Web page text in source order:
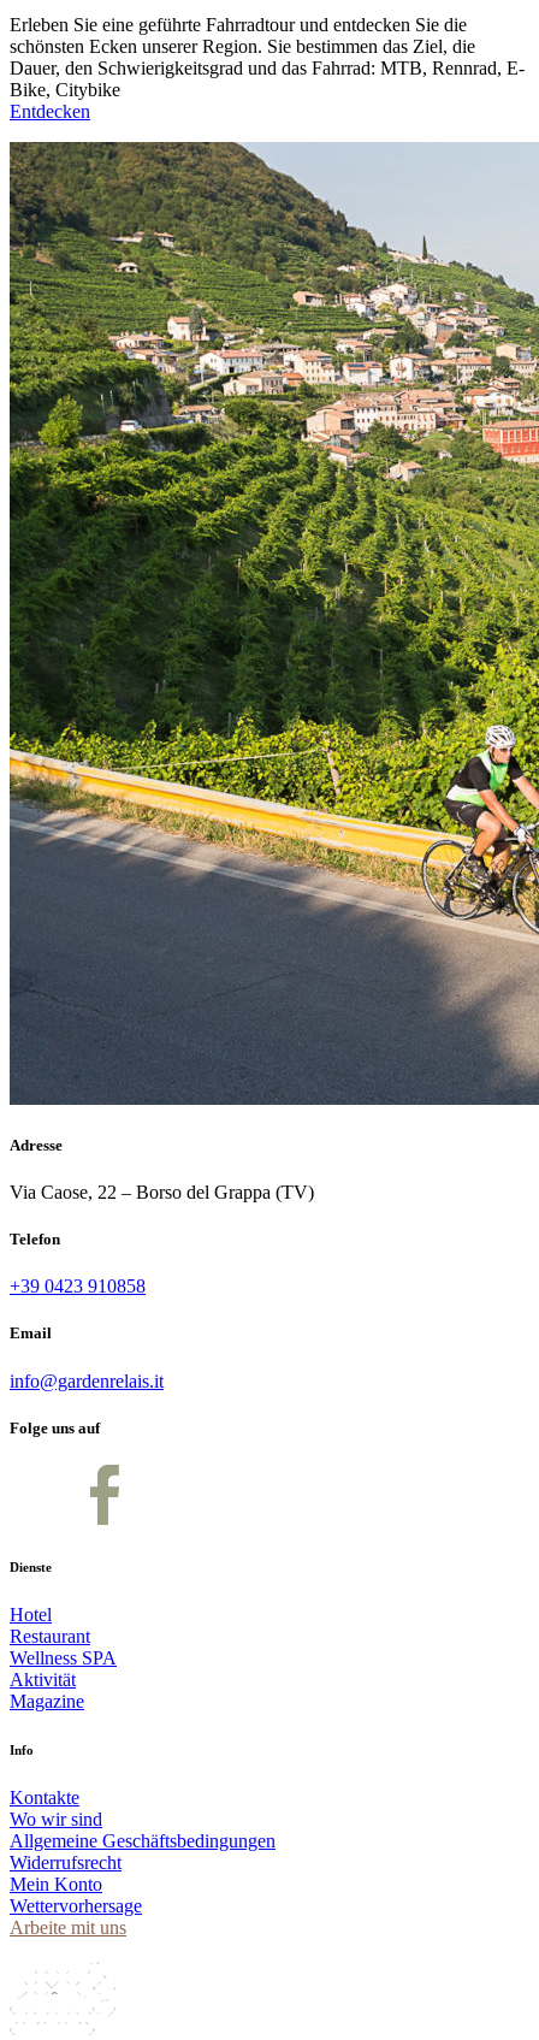
Erleben Sie eine geführte Fahrradtour und entdecken Sie die
schönsten Ecken unserer Region. Sie bestimmen das Ziel, die
Dauer, den Schwierigkeitsgrad und das Fahrrad: MTB, Rennrad, E-
Bike, Citybike
Entdecken
Adresse
Via Caose, 22 – Borso del Grappa (TV)
Telefon
+39 0423 910858
Email
info@gardenrelais.it
Folge uns auf
Dienste
Hotel
Restaurant
Wellness SPA
Aktivität
Magazine
Info
Kontakte
Wo wir sind
Allgemeine Geschäftsbedingungen
Widerrufsrecht
Mein Konto
Wettervorhersage
Arbeite mit uns